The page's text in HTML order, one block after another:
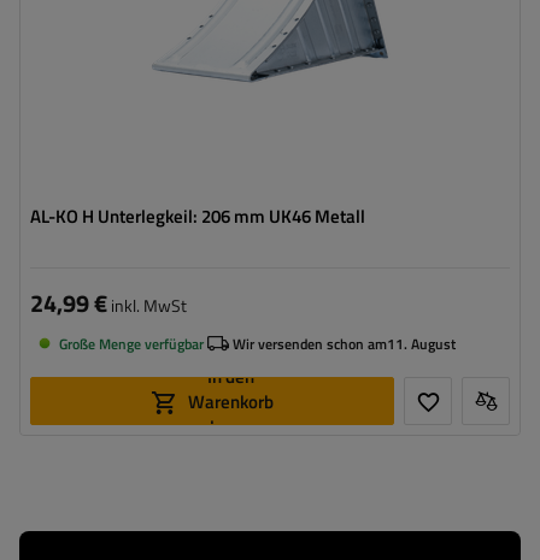
AL-KO H Unterlegkeil: 206 mm UK46 Metall
24,99 €inkl. MwSt
Große Menge verfügbar Wir versenden schon am11. August
In den
Warenkorb
legen